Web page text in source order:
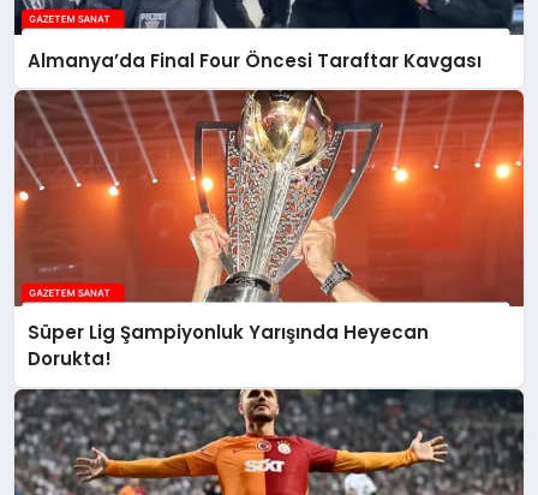
Almanya’da Final Four Öncesi Taraftar Kavgası
Süper Lig Şampiyonluk Yarışında Heyecan
Dorukta!